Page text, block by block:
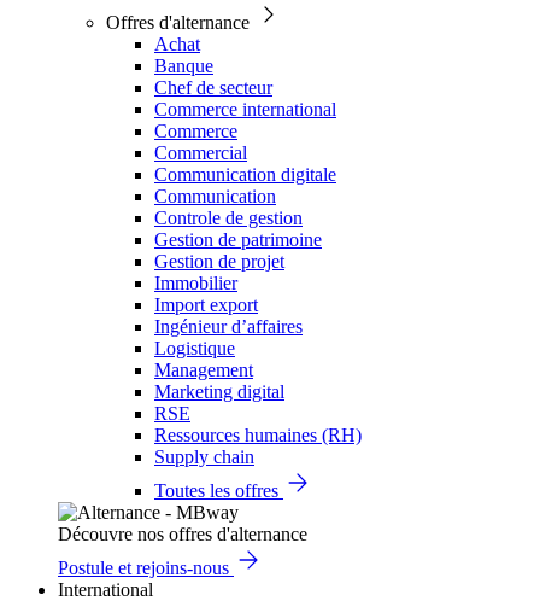
Offres d'alternance
Achat
Banque
Chef de secteur
Commerce international
Commerce
Commercial
Communication digitale
Communication
Controle de gestion
Gestion de patrimoine
Gestion de projet
Immobilier
Import export
Ingénieur d’affaires
Logistique
Management
Marketing digital
RSE
Ressources humaines (RH)
Supply chain
Toutes les offres
Découvre nos offres d'alternance
Postule et rejoins-nous
International